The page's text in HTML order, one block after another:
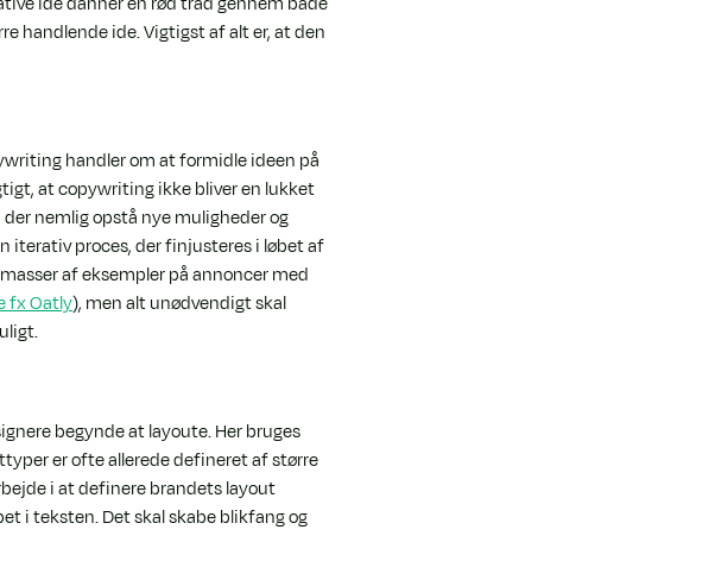
handlende ide. Vigtigst af alt er, at den
handler om at formidle ideen på
at copywriting ikke bliver en lukket
nemlig opstå nye muligheder og
iterativ proces, der finjusteres i løbet af
af eksempler på annoncer med
fx Oatly), men alt unødvendigt skal
begynde at layoute. Her bruges
er ofte allerede defineret af større
i at definere brandets layout
i teksten. Det skal skabe blikfang og